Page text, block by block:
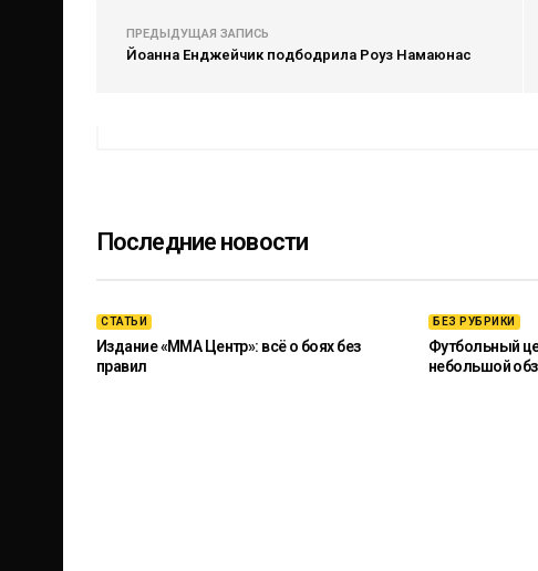
ПРЕДЫДУЩАЯ ЗАПИСЬ
Йоанна Енджейчик подбодрила Роуз Намаюнас
Последние новости
СТАТЬИ
Издание «ММА Центр»: всё о боях без
правил
БЕЗ РУБРИКИ
Футбольный
небольшой